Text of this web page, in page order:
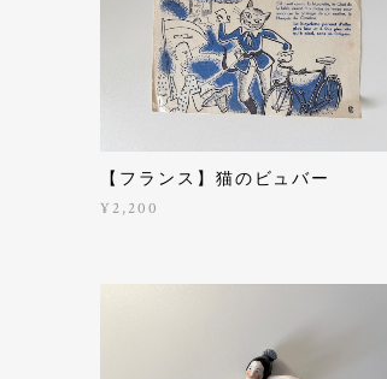
【フランス】猫のビュバー
¥2,200